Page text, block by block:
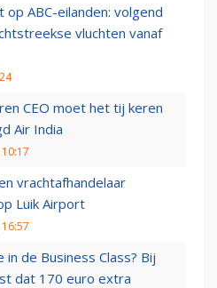
ABC-eilanden: volgend
vluchten vanaf
CEO moet het tij keren
Air India
vrachtafhandelaar
Luik Airport
in de Business Class? Bij
dat 170 euro extra